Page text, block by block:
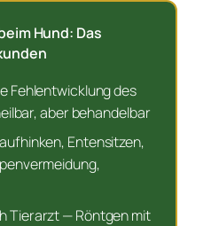
Hund: Das
Fehlentwicklung des
aber behandelbar
Entensitzen,
Tierarzt — Röntgen mit